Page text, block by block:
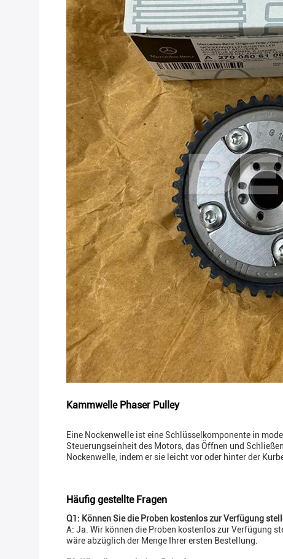
Kammwelle Phaser Pulley
Eine Nockenwelle ist eine Schlüsselkomponente in
Steuerungseinheit des Motors, das Öffnen und
Nockenwelle, indem er sie leicht vor oder hinter der
Häufig gestellte Fragen
Q1: Können Sie die Proben kostenlos zur Verfügung
A: Ja. Wir können die Proben kostenlos zur Verfügung
wäre abzüglich der Menge Ihrer ersten Bestellung.